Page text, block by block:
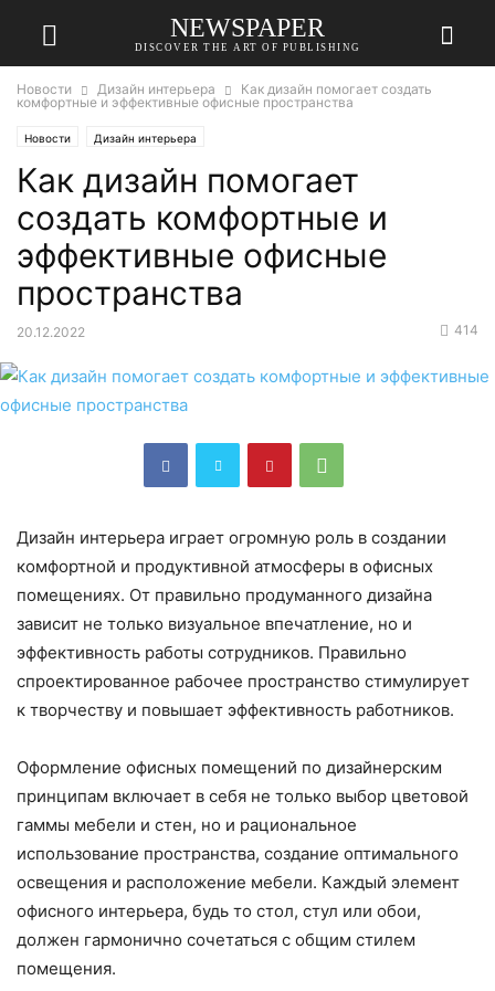
NEWSPAPER
DISCOVER THE ART OF PUBLISHING
Новости Дизайн интерьера
Как дизайн помогает создать
комфортные и эффективные офисные пространства
Новости Дизайн интерьера
Как дизайн помогает
создать комфортные и
эффективные офисные
пространства
20.12.2022 414
Дизайн интерьера играет огромную роль в создании
комфортной и продуктивной атмосферы в офисных
помещениях. От правильно продуманного дизайна
зависит не только визуальное впечатление, но и
эффективность работы сотрудников. Правильно
спроектированное рабочее пространство стимулирует
к творчеству и повышает эффективность работников.
Оформление офисных помещений по дизайнерским
принципам включает в себя не только выбор цветовой
гаммы мебели и стен, но и рациональное
использование пространства, создание оптимального
освещения и расположение мебели. Каждый элемент
офисного интерьера, будь то стол, стул или обои,
должен гармонично сочетаться с общим стилем
помещения.